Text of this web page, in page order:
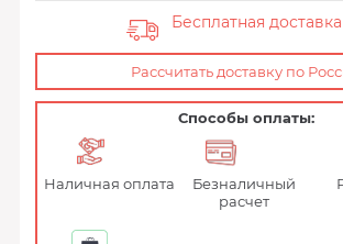
Бесплатная доставка
Рассчитать доставку по
Способы оплаты:
Наличная оплата
Безналичный
расчет